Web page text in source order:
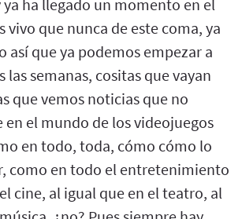
ha llegado un momento en el
vivo que nunca de este coma, ya
así que ya podemos empezar a
semanas, cositas que vayan
que vemos noticias que no
el mundo de los videojuegos
en todo, toda, cómo cómo lo
como en todo el entretenimiento
cine, al igual que en el teatro, al